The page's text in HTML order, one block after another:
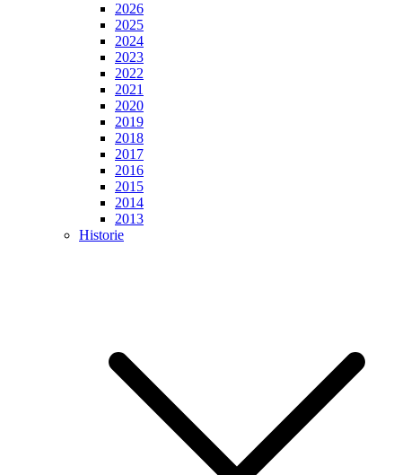
2026
2025
2024
2023
2022
2021
2020
2019
2018
2017
2016
2015
2014
2013
Historie